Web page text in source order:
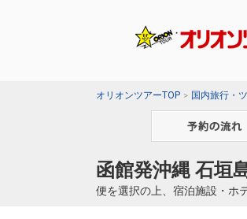
オリオンツアーTOP 国内旅行・
函館発沖縄 石垣
便を選択の上、宿泊施設・ホ